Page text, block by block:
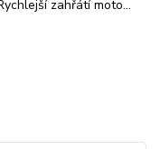
zahřátí moto...